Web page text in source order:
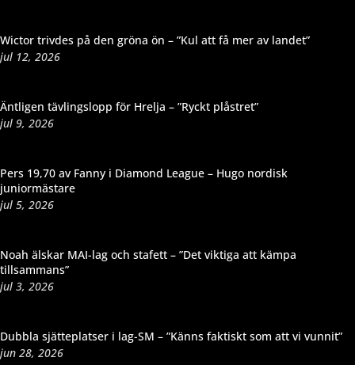
Wictor trivdes på den gröna ön – ”Kul att få mer av landet”
jul 12, 2026
Äntligen tävlingslopp för Hrelja – ”Ryckt plåstret”
jul 9, 2026
Pers 19,70 av Fanny i Diamond League – Hugo nordisk
juniormästare
jul 5, 2026
Noah älskar MAI-lag och stafett – ”Det viktiga att kämpa
tillsammans”
jul 3, 2026
Dubbla sjätteplatser i lag-SM – ”Känns faktiskt som att vi vunnit”
jun 28, 2026